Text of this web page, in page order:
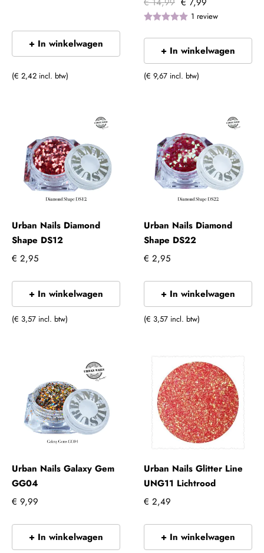
+ In winkelwagen
(€ 2,42 incl. btw)
1 review
+ In winkelwagen
(€ 9,67 incl. btw)
Urban Nails Diamond
Shape DS12
€ 2,95
+ In winkelwagen
(€ 3,57 incl. btw)
Urban Nails Diamond
Shape DS22
€ 2,95
+ In winkelwagen
(€ 3,57 incl. btw)
Urban Nails Galaxy Gem
GG04
€ 9,99
+ In winkelwagen
Urban Nails Glitter Line
UNG11 Lichtrood
€ 2,49
+ In winkelwagen